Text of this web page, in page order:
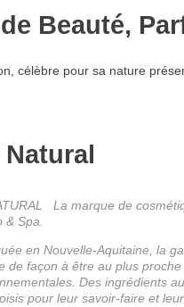
Beauté,
célèbre pour sa nature
Natural
La marque de
& Spa.
en Nouvelle-Aquitaine, la
de façon à être au plus
Des ingrédients
pour leur savoir-faire et